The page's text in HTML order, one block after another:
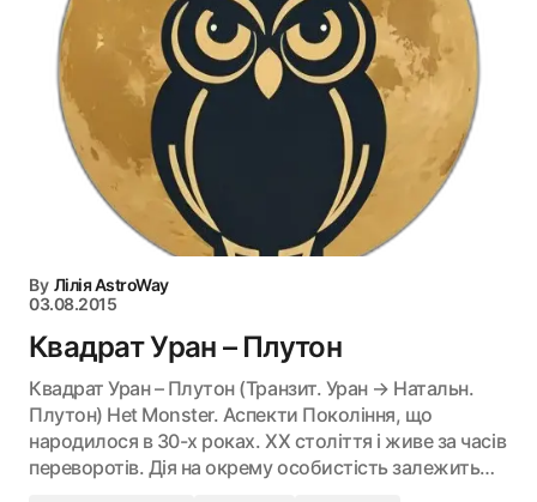
By Лілія AstroWay
03.08.2015
Квадрат Уран – Плутон
Квадрат Уран – Плутон (Транзит. Уран → Натальн.
Плутон) Het Monster. Аспекти Покоління, що
народилося в 30-х роках. XX століття і живе за часів
переворотів. Дія на окрему особистість залежить…